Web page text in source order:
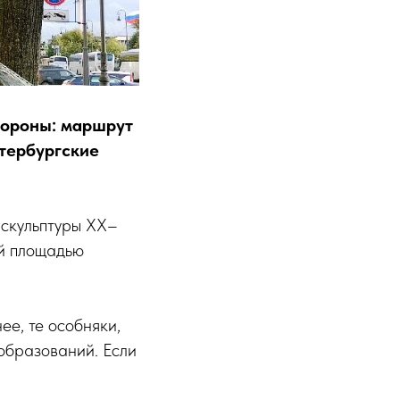
маршрут
ХХ–
площадью
те особняки,
Если